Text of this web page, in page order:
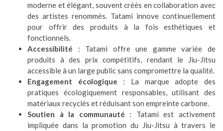
moderne et élégant, souvent créés en collaboration avec
des artistes renommés. Tatami innove continuellement
pour offrir des produits à la fois esthétiques et
fonctionnels.
Accessibilité : Tatami offre une gamme variée de
produits à des prix compétitifs, rendant le Jiu-Jitsu
accessible à un large public sans compromettre la qualité.
Engagement écologique : La marque adopte des
pratiques écologiquement responsables, utilisant des
matériaux recyclés et réduisant son empreinte carbone.
Soutien à la communauté : Tatami est activement
impliquée dans la promotion du Jiu-Jitsu à travers le